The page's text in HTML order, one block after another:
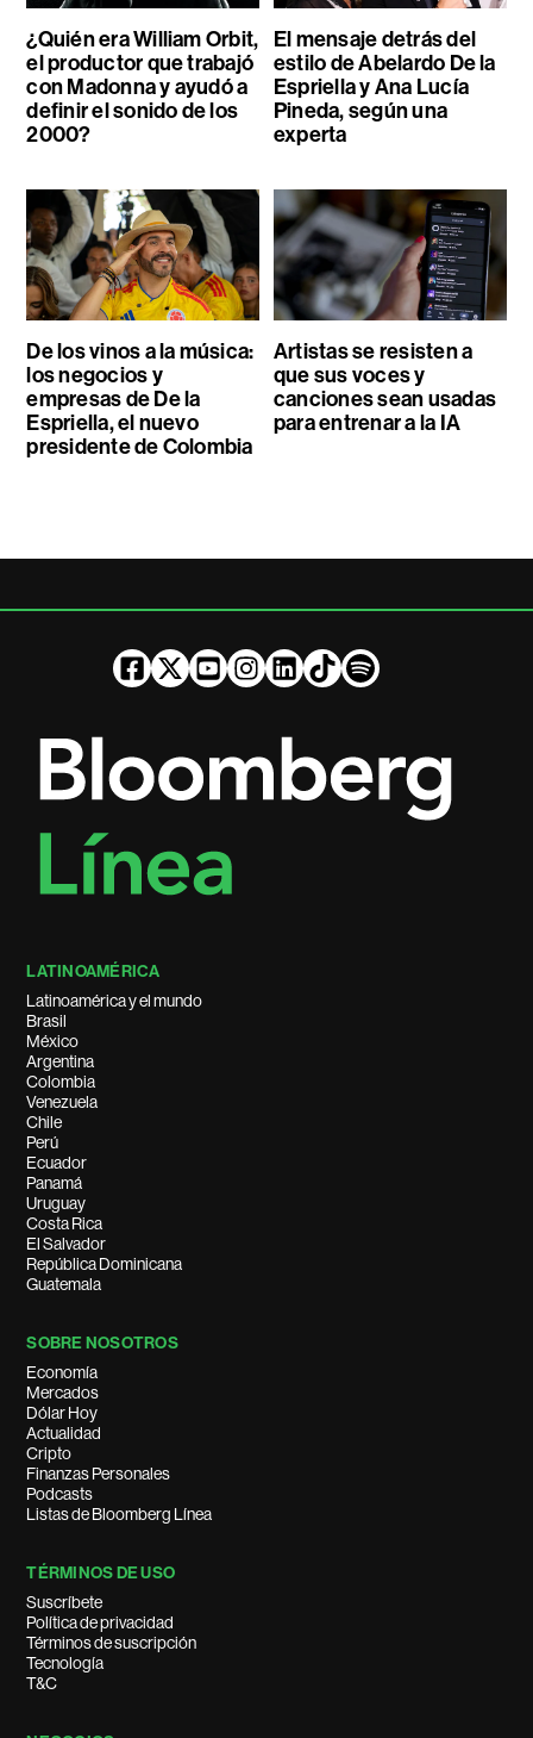
¿Quién era William Orbit,
el productor que trabajó
con Madonna y ayudó a
definir el sonido de los
2000?
El mensaje detrás del
estilo de Abelardo De la
Espriella y Ana Lucía
Pineda, según una
experta
De los vinos a la música:
los negocios y
empresas de De la
Espriella, el nuevo
presidente de Colombia
Artistas se resisten a
que sus voces y
canciones sean usadas
para entrenar a la IA
LATINOAMÉRICA
Latinoamérica y el mundo
Brasil
México
Argentina
Colombia
Venezuela
Chile
Perú
Ecuador
Panamá
Uruguay
Costa Rica
El Salvador
República Dominicana
Guatemala
SOBRE NOSOTROS
Economía
Mercados
Dólar Hoy
Actualidad
Cripto
Finanzas Personales
Podcasts
Listas de Bloomberg Línea
TÉRMINOS DE USO
Suscríbete
Política de privacidad
Términos de suscripción
Tecnología
T&C